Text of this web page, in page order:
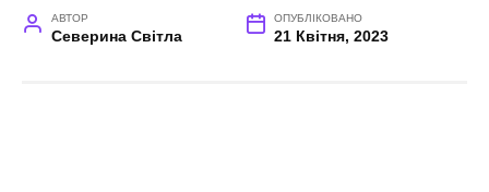
АВТОР
Северина Світла
ОПУБЛІКОВАНО
21 Квітня, 2023